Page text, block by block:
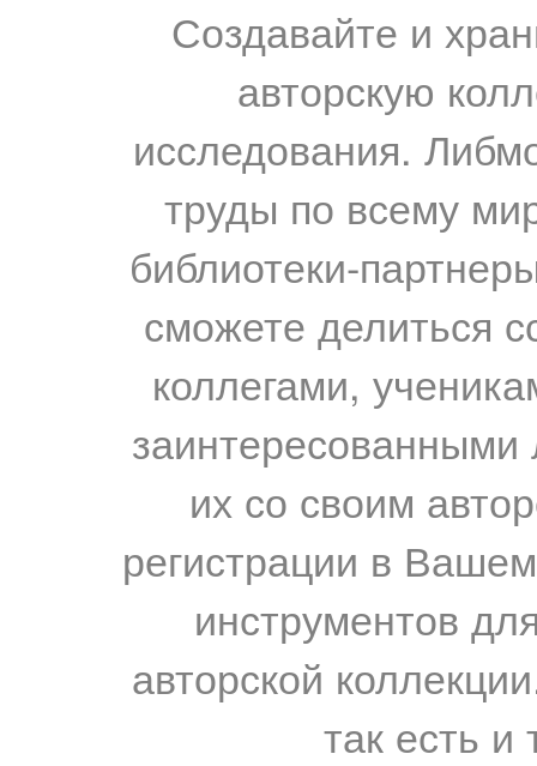
Создавайте и
авторскую
исследования.
труды по всему
библиотеки-
сможете делиться
коллегами,
их со своим
регистрации в
инструментов
авторской
так есть и